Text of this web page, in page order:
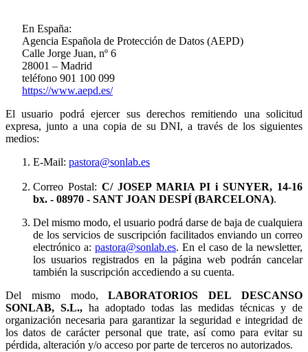
En España:
Agencia Española de Protección de Datos (AEPD)
Calle Jorge Juan, nº 6
28001 – Madrid
teléfono 901 100 099
https://www.aepd.es/
El usuario podrá ejercer sus derechos remitiendo una solicitud
expresa, junto a una copia de su DNI, a través de los siguientes
medios:
E-Mail: pastora@sonlab.es
Correo Postal: C/ JOSEP MARIA PI i SUNYER, 14-16
bx. - 08970 - SANT JOAN DESPÍ (BARCELONA).
Del mismo modo, el usuario podrá darse de baja de cualquiera
de los servicios de suscripción facilitados enviando un correo
electrónico a: pastora@sonlab.es. En el caso de la newsletter,
los usuarios registrados en la página web podrán cancelar
también la suscripción accediendo a su cuenta.
Del mismo modo,LABORATORIOS DEL DESCANSO
SONLAB, S.L., ha adoptado todas las medidas técnicas y de
organización necesaria para garantizar la seguridad e integridad de
los datos de carácter personal que trate, así como para evitar su
pérdida, alteración y/o acceso por parte de terceros no autorizados.